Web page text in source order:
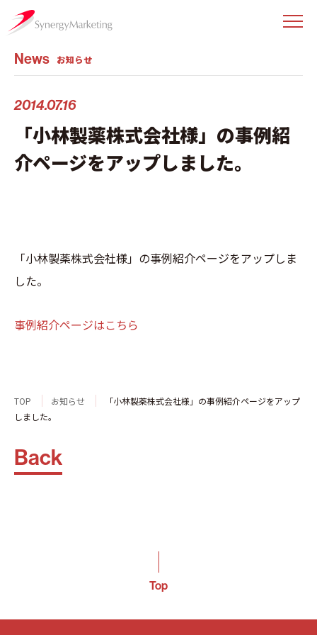
News お知らせ
「小林製薬株式会社様」の事例紹
介ページをアップしました。
2014.07.16
「小林製薬株式会社様」の事例紹介ページをアップしま
した。
事例紹介ページはこちら
TOP お知らせ
「小林製薬株式会社様」の事例紹介ページをアップ
しました。
Back
Top